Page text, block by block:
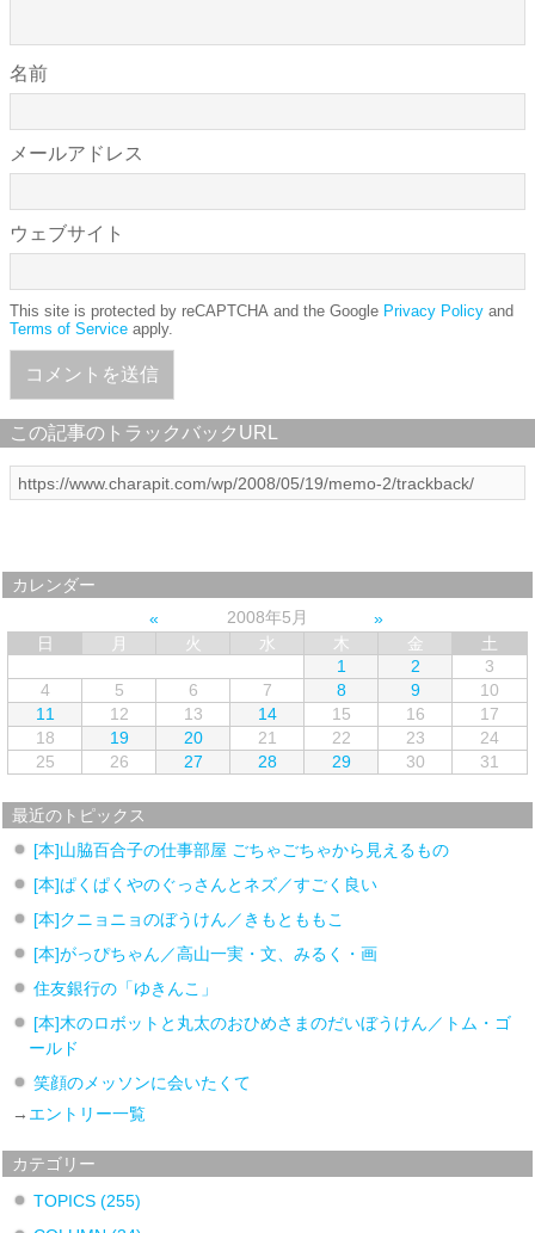
名前
メールアドレス
ウェブサイト
This site is protected by reCAPTCHA and the Google Privacy Policy and
Terms of Service apply.
この記事のトラックバックURL
カレンダー
2008年5月
日
月 火 水 木 金
土
1
2
3
4
5 6 7 8 9
10
11
12 13 14 15 16
17
18
19 20 21 22 23
24
25
26 27 28 29 30 31
最近のトピックス
[本]山脇百合子の仕事部屋 ごちゃごちゃから見えるもの
[本]ぱくぱくやのぐっさんとネズ／すごく良い
[本]クニョニョのぼうけん／きもとももこ
[本]がっぴちゃん／高山一実・文、みるく・画
住友銀行の「ゆきんこ」
[本]木のロボットと丸太のおひめさまのだいぼうけん／トム・ゴ
ールド
笑顔のメッソンに会いたくて
→ エントリー一覧
カテゴリー
TOPICS (255)